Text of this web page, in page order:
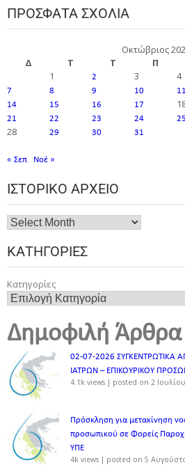
ΠΡΌΣΦΑΤΑ ΣΧΌΛΙΑ
Οκτώβριος
Δ
Τ Τ Π
1
2 3 4
7 8 9 10 11
14 15 16 17
21 22 23 24 25
28
29 30 31
« Σεπ Νοέ »
ΙΣΤΟΡΙΚΌ ΑΡΧΕΊΟ
ΚΑΤΗΓΟΡΊΕΣ
Κατηγορίες
Δημοφιλή Άρθρα
02-07-2026 ΣΥΓΚΕΝΤΡΩΤΙΚΑ
ΙΑΤΡΩΝ – ΕΠΙΚΟΥΡΙΚΟΥ
4.1k views | posted on 2
Πρόσκληση για μετακίνηση
προσωπικού σε Φορείς
ΥΠΕ
4k views | posted on 5